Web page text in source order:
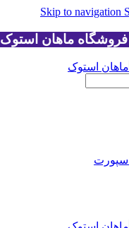
Skip to navigation
فروشگاه ماهان استوک